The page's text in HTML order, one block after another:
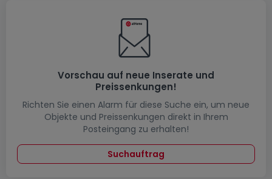
Vorschau auf neue Inserate und
Preissenkungen!
Richten Sie einen Alarm für diese Suche ein, um neue
Objekte und Preissenkungen direkt in Ihrem
Posteingang zu erhalten!
Suchauftrag